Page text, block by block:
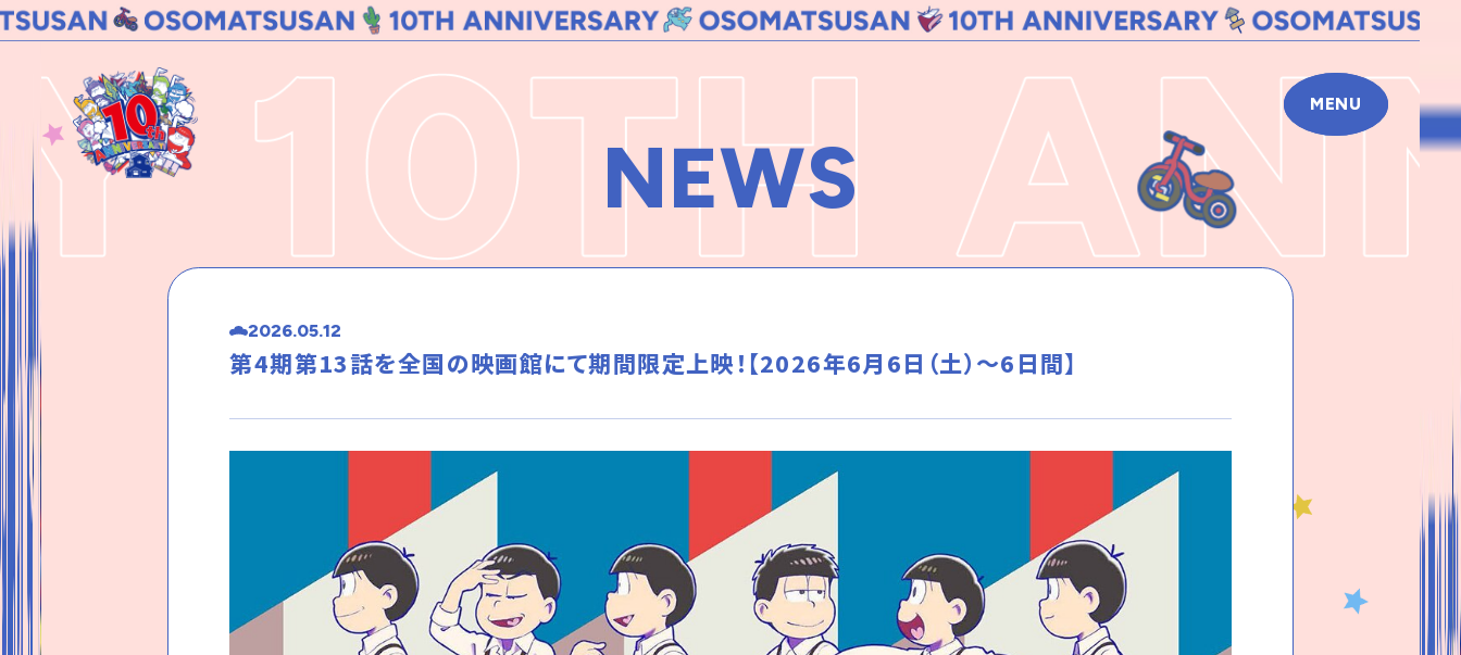
MENU
NEWS
2026.05.12
第4期第13話を全国の映画館にて期間限定上映！【2026年6月6日（土）～6日間】